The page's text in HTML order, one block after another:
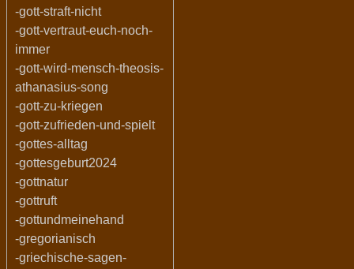
-gott-straft-nicht
-gott-vertraut-euch-noch-
immer
-gott-wird-mensch-theosis-
athanasius-song
-gott-zu-kriegen
-gott-zufrieden-und-spielt
-gottes-alltag
-gottesgeburt2024
-gottnatur
-gottruft
-gottundmeinehand
-gregorianisch
-griechische-sagen-